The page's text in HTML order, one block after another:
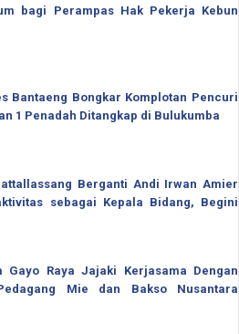
bagi Perampas Hak Pekerja Kebun
Bantaeng Bongkar Komplotan Pencuri
1 Penadah Ditangkap di Bulukumba
Berganti Andi Irwan Amier
sebagai Kepala Bidang, Begini
Gayo Raya Jajaki Kerjasama Dengan
Mie dan Bakso Nusantara